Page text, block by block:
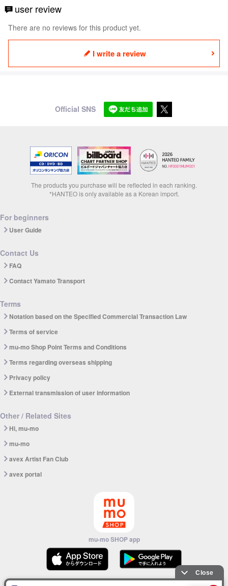
user review
There are no reviews for this product yet.
I write a review
Official SNS
The products you purchase will be reflected in each ranking.
*HANTEO is only available as a Korean import.
For beginners
User Guide
Contact Us
FAQ
Contact Yamato Transport
Terms
Notation based on the Specified Commercial Transaction Law
Terms of service
mu-mo Shop Point Terms and Conditions
Terms regarding overseas shipping
Privacy policy
External transmission of user information
Other / Related Sites
Hi, mu-mo
mu-mo
avex Artist Fan Club
avex portal
mu-mo SHOP app